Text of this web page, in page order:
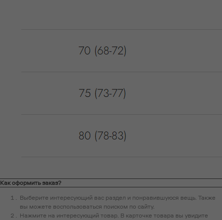
Как оформить заказ?
Выберите интересующий вас раздел и понравившуюся вещь. Также
вы можете воспользоваться поиском по сайту.
Нажмите на интересующий товар. В карточке товара вы увидите